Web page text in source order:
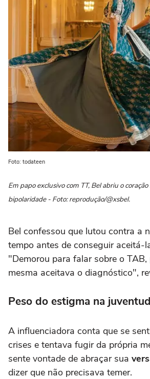
Foto: todateen
Em papo exclusivo com TT, Bel abriu o
bipolaridade - Foto: reprodução/@xsbel.
Bel confessou que lutou contra a
tempo antes de conseguir aceitá-
"Demorou para falar sobre o TAB,
mesma aceitava o diagnóstico",
Peso do estigma na
A influenciadora conta que se
crises e tentava fugir da própria
sente vontade de abraçar sua
dizer que não precisava temer.